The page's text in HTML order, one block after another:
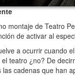
montaje de Teatro
de activar al
a ocurrir cuando
teatro ¿no? De
cadenas que han